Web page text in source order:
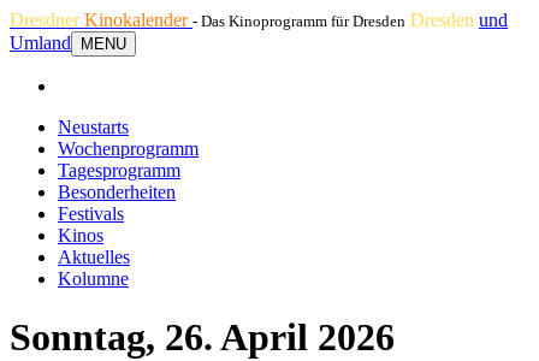
DresdnerKinokalender - Das Kinoprogramm für Dresden Dresden und
Umland
MENU
Neustarts
Wochenprogramm
Tagesprogramm
Besonderheiten
Festivals
Kinos
Aktuelles
Kolumne
Sonntag, 26. April 2026